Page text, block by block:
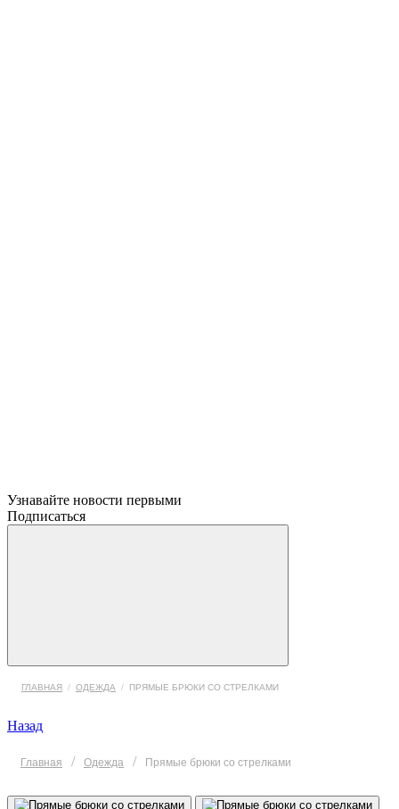
Узнавайте новости первыми
Подписаться
ГЛАВНАЯ / ОДЕЖДА / ПРЯМЫЕ БРЮКИ СО СТРЕЛКАМИ
Назад
Главная / Одежда / Прямые брюки со стрелками